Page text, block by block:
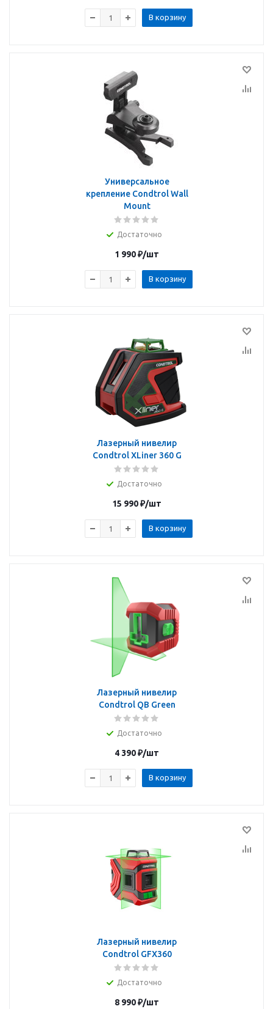
В корзину
Универсальное
крепление Condtrol Wall
Mount
Достаточно
1 990₽/шт
В корзину
Лазерный нивелир
Condtrol XLiner 360 G
Достаточно
15 990₽/шт
В корзину
Лазерный нивелир
Condtrol QB Green
Достаточно
4 390₽/шт
В корзину
Лазерный нивелир
Condtrol GFX360
Достаточно
8 990₽/шт